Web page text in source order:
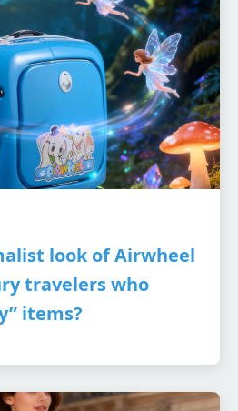
look of Airwheel
travelers who
items?